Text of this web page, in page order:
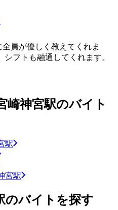
員が優しく教えてくれま
フトも融通してくれます。
崎神宮駅のバイト
駅
宮駅
のバイトを探す